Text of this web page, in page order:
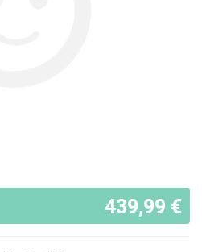
439,99 €